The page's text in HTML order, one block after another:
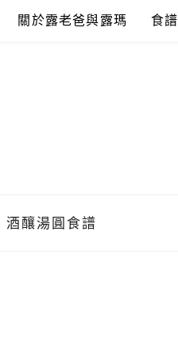
關於露老爸與露瑪 食譜
酒釀湯圓食譜